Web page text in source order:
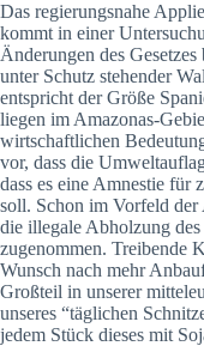
Das regierungsnahe
kommt in einer
Änderungen des
unter Schutz stehender
entspricht der Größe
liegen im Amazonas-
wirtschaftlichen
vor, dass die
dass es eine Amnestie für
soll. Schon im Vorfeld der
die illegale Abholzung
zugenommen. Treibende
Wunsch nach mehr
Großteil in unserer
unseres “täglichen
jedem Stück dieses mit